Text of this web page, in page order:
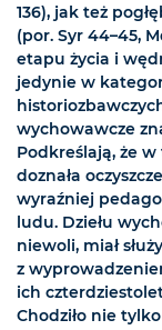
136), jak też
(por. Syr 44–45,
etapu życia i
jedynie w
wychowawcze
Podkreślają, że
doznała
wyraźniej
ludu. Dziełu
niewoli, miał
z
ich
Chodziło nie